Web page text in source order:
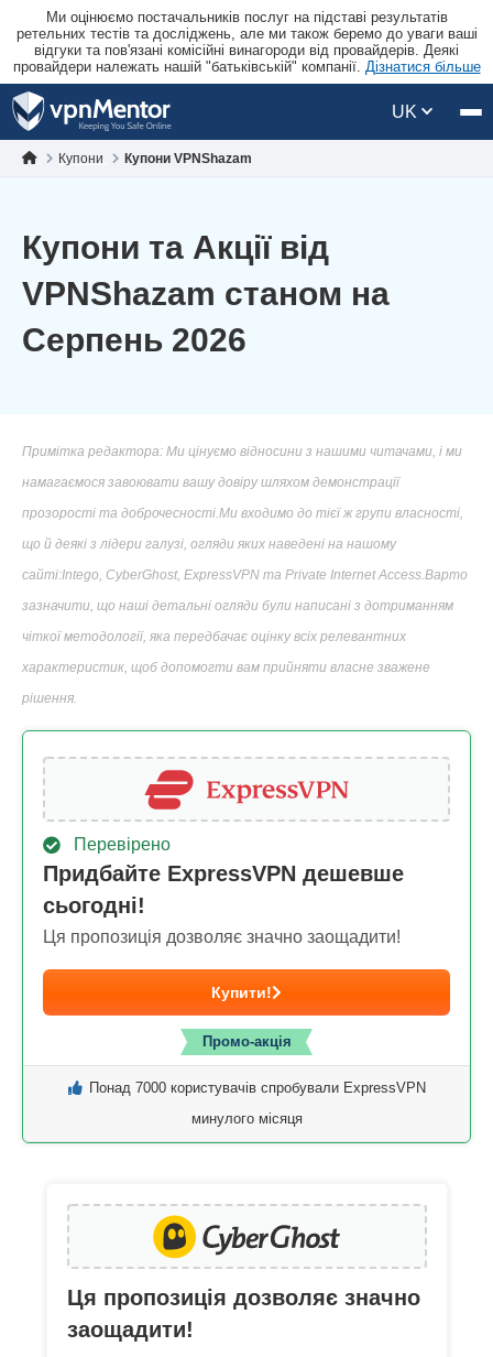
Ми оцінюємо постачальників послуг на підставі результатів
ретельних тестів та досліджень, але ми також беремо до уваги ваші
відгуки та пов'язані комісійні винагороди від провайдерів. Деякі
провайдери належать нашій "батьківській" компанії. Дізнатися більше
UK
Купони Купони VPNShazam
Купони та Акції від
VPNShazam станом на
Серпень 2026
Примітка редактора: Ми цінуємо відносини з нашими читачами, і ми
намагаємося завоювати вашу довіру шляхом демонстрації
прозорості та доброчесності.Ми входимо до тієї ж групи власності,
що й деякі з лідери галузі, огляди яких наведені на нашому
сайті:Intego, CyberGhost, ExpressVPN та Private Internet Access.Варто
зазначити, що наші детальні огляди були написані з дотриманням
чіткої методології, яка передбачає оцінку всіх релевантних
характеристик, щоб допомогти вам прийняти власне зважене
рішення.
Перевірено
Придбайте ExpressVPN дешевше
сьогодні!
Ця пропозиція дозволяє значно заощадити!
Купити!
Промо-акція
Понад 7000 користувачів спробували ExpressVPN
минулого місяця
Ця пропозиція дозволяє значно
заощадити!